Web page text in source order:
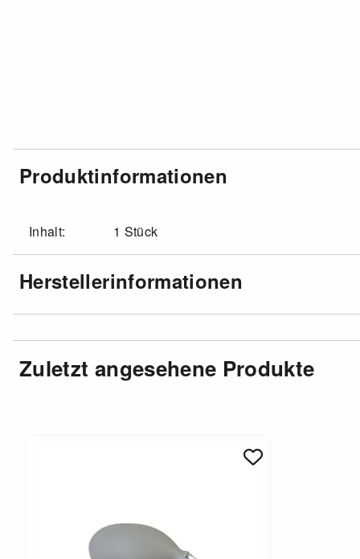
Produktinformationen
Inhalt: 1 Stück
Herstellerinformationen
Zuletzt angesehene Produkte